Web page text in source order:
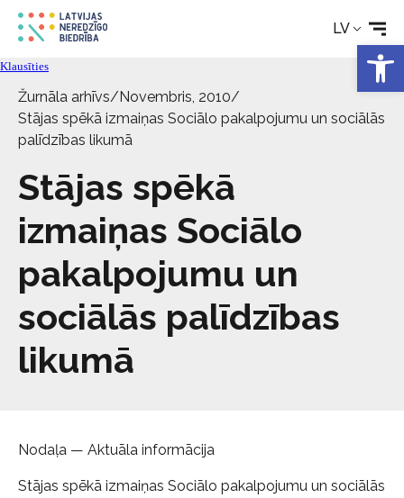
LV
Aktualitātes
Pakalpojumi
Par biedrību
Kontakti
Klausīties
Žurnāla arhīvs/Novembris, 2010/
Stājas spēkā izmaiņas Sociālo pakalpojumu un sociālās
palīdzības likumā
Stājas spēkā
izmaiņas Sociālo
pakalpojumu un
sociālās palīdzības
likumā
Nodaļa — Aktuāla informācija
Stājas spēkā izmaiņas Sociālo pakalpojumu un sociālās